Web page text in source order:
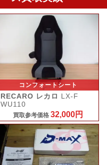
コンフォートシート
RECARO レカロ LX-F
WU110
買取参考価格32,000円